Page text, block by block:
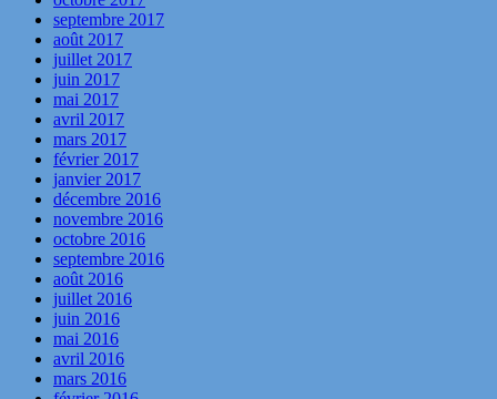
septembre 2017
août 2017
juillet 2017
juin 2017
mai 2017
avril 2017
mars 2017
février 2017
janvier 2017
décembre 2016
novembre 2016
octobre 2016
septembre 2016
août 2016
juillet 2016
juin 2016
mai 2016
avril 2016
mars 2016